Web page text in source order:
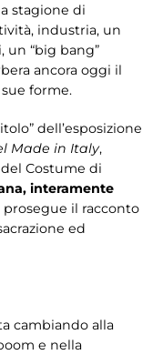
stagione di
industria, un
“big bang”
ancora oggi il
forme.
dell’esposizione
Made in Italy,
Costume di
interamente
il racconto
ed
cambiando alla
e nella